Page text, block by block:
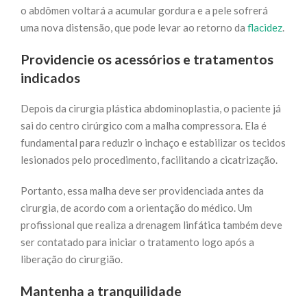
o abdômen voltará a acumular gordura e a pele sofrerá
uma nova distensão, que pode levar ao retorno da flacidez.
Providencie os acessórios e tratamentos
indicados
Depois da cirurgia plástica abdominoplastia, o paciente já
sai do centro cirúrgico com a malha compressora. Ela é
fundamental para reduzir o inchaço e estabilizar os tecidos
lesionados pelo procedimento, facilitando a cicatrização.
Portanto, essa malha deve ser providenciada antes da
cirurgia, de acordo com a orientação do médico. Um
profissional que realiza a drenagem linfática também deve
ser contatado para iniciar o tratamento logo após a
liberação do cirurgião.
Mantenha a tranquilidade